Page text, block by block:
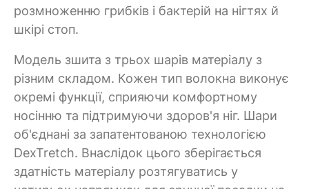
розмноженню грибків і бактерій на нігтях й
шкірі стоп.
Модель зшита з трьох шарів матеріалу з
різним складом. Кожен тип волокна виконує
окремі функції, сприяючи комфортному
носінню та підтримуючи здоров'я ніг. Шари
об'єднані за запатентованою технологією
DexTretch. Внаслідок цього зберігається
здатність матеріалу розтягуватись у